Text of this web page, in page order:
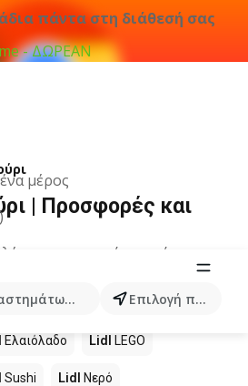
πάντα στη διάθεσή σας
- ΔΩΡΕΑΝ
μέρος
κατηγοριών, προϊόντων...
Επιλογή πόλης
| Προσφορές και
για αυτόν τον όρο.
στα καταστήματα
Ελαιόλαδο Lidl LEGO
Sushi Lidl Νερό